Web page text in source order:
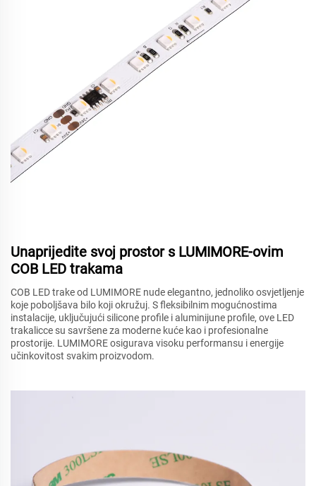
Unaprijedite svoj prostor s LUMIMORE-ovim
COB LED trakama
COB LED trake od LUMIMORE nude elegantno, jednoliko osvjetljenje
koje poboljšava bilo koji okružuj. S fleksibilnim mogućnostima
instalacije, uključujući silicone profile i aluminijune profile, ove LED
trakalicce su savršene za moderne kuće kao i profesionalne
prostorije. LUMIMORE osigurava visoku performansu i energije
učinkovitost svakim proizvodom.